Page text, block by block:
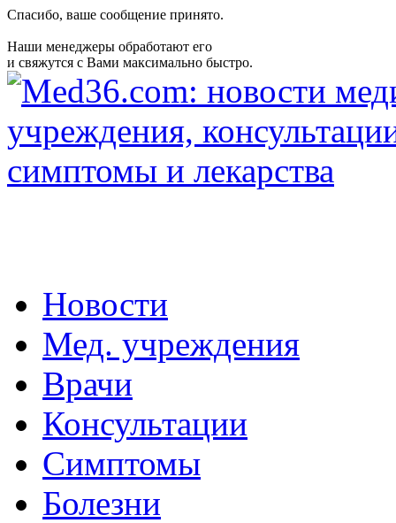
Спасибо, ваше сообщение принято.
Наши менеджеры обработают его
и свяжутся с Вами максимально быстро.
Новости
Мед. учреждения
Врачи
Консультации
Симптомы
Болезни